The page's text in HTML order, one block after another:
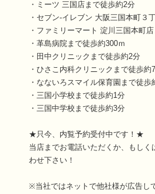
・ミーツ 三国店まで徒歩約2分
・セブン-イレブン 大阪三国本町３
・ファミリーマート 淀川三国本町
・革島病院まで徒歩約300ｍ
・田中クリニックまで徒歩約2分
・ひさこ内科クリニックまで徒歩約
・なないろスマイル保育園まで徒歩
・三国小学校まで徒歩約1分
・三国中学校まで徒歩約3分
★只今、内覧予約受付中です！★
当店までお電話いただくか、もし
わせ下さい！
※当社ではネットで他社様が広告し